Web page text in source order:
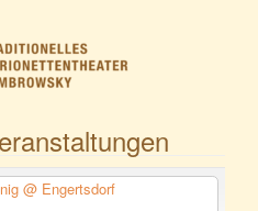
@ Engertsdorf